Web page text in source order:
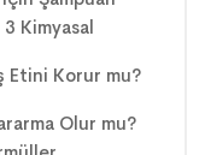
Kimyasal
Etini Korur mu?
Olur mu?